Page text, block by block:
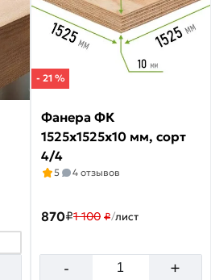
- 21 %
Фанера ФК
1525х1525х10 мм, сорт
4/4
5 4 отзывов
870₽1 100 ₽/лист
- +